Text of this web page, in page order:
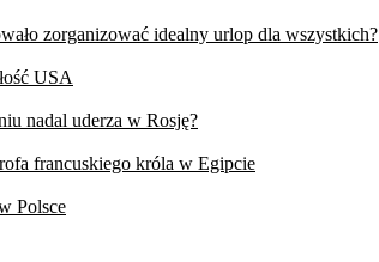
zorganizować idealny urlop dla wszystkich?
USA
nadal uderza w Rosję?
francuskiego króla w Egipcie
Polsce